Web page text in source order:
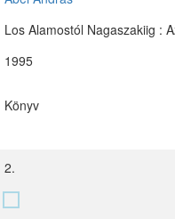
Los Alamostól Nagaszakiig :
1995
Könyv
2.